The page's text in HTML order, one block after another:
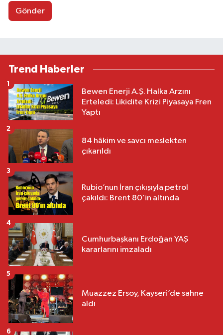
Gönder
Trend Haberler
Bewen Enerji A.Ş. Halka Arzını
Erteledi: Likidite Krizi Piyasaya Fren
Yaptı
1
84 hâkim ve savcı meslekten
çıkarıldı
2
Rubio’nun İran çıkışıyla petrol
çakıldı: Brent 80’in altında
3
Cumhurbaşkanı Erdoğan YAŞ
kararlarını imzaladı
4
Muazzez Ersoy, Kayseri’de sahne
aldı
5
6